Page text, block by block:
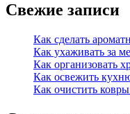
Свежие записи
Как сделать
Как ухаживать за
Как организовать
Как освежить
Как очистить